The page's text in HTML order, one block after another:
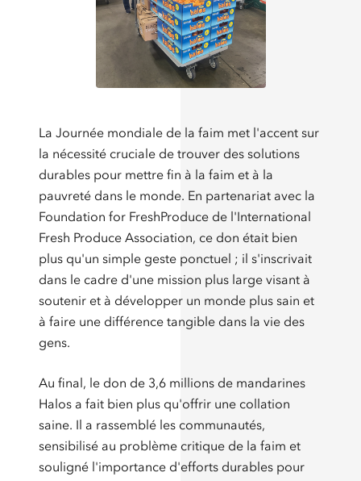
La Journée mondiale de la faim met l'accent sur
la nécessité cruciale de trouver des solutions
durables pour mettre fin à la faim et à la
pauvreté dans le monde. En partenariat avec la
Foundation for FreshProduce de l'International
Fresh Produce Association, ce don était bien
plus qu'un simple geste ponctuel ; il s'inscrivait
dans le cadre d'une mission plus large visant à
soutenir et à développer un monde plus sain et
à faire une différence tangible dans la vie des
gens.
Au final, le don de 3,6 millions de mandarines
Halos a fait bien plus qu'offrir une collation
saine. Il a rassemblé les communautés,
sensibilisé au problème critique de la faim et
souligné l'importance d'efforts durables pour